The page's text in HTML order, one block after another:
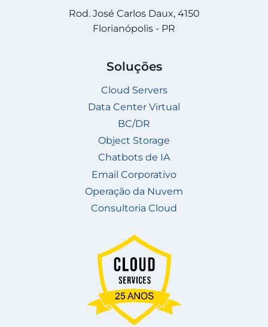
Rod. José Carlos Daux, 4150
Florianópolis - PR
Soluções
Cloud Servers
Data Center Virtual
BC/DR
Object Storage
Chatbots de IA
Email Corporativo
Operação da Nuvem
Consultoria Cloud